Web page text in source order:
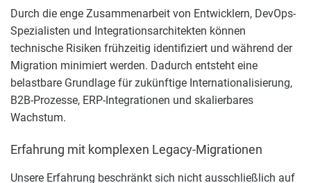
Durch die enge Zusammenarbeit von Entwicklern, DevOps-
Spezialisten und Integrationsarchitekten können
technische Risiken frühzeitig identifiziert und während der
Migration minimiert werden. Dadurch entsteht eine
belastbare Grundlage für zukünftige Internationalisierung,
B2B-Prozesse, ERP-Integrationen und skalierbares
Wachstum.
Erfahrung mit komplexen Legacy-Migrationen
Unsere Erfahrung beschränkt sich nicht ausschließlich auf